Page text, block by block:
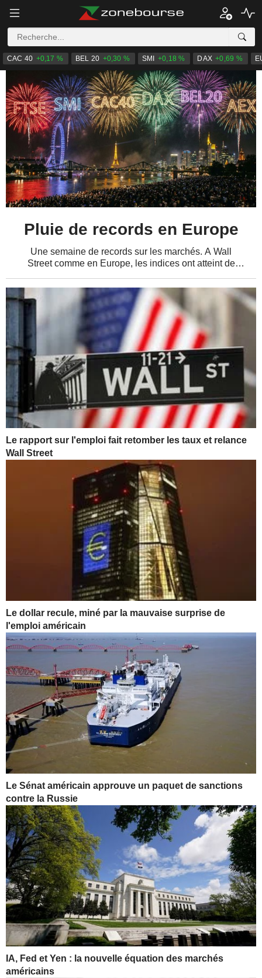
CAC 40 +0,17 % BEL 20 +0,30 % SMI +0,18 % DAX +0,69 %
Le rapport sur l'emploi fait retomber les taux et relance
Wall Street
Le dollar recule, miné par la mauvaise surprise de
l'emploi américain
Pluie de records en Europe
Une semaine de records sur les marchés. A Wall
Street comme en Europe, les indices ont atteint de
d'entreprises et une relative détente de la...
Le Sénat américain approuve un paquet de sanctions
contre la Russie
IA, Fed et Yen : la nouvelle équation des marchés
américains